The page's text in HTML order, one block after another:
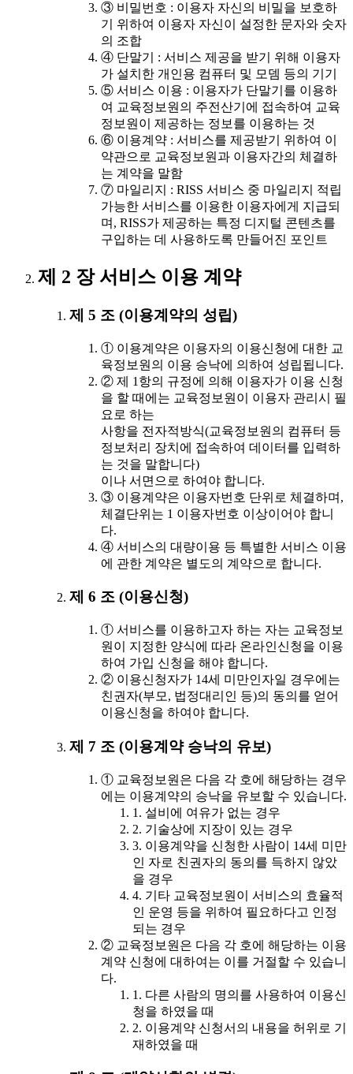
③ 비밀번호 : 이용자 자신의 비밀을 보호하
기 위하여 이용자 자신이 설정한 문자와 숫자
의 조합
④ 단말기 : 서비스 제공을 받기 위해 이용자
가 설치한 개인용 컴퓨터 및 모뎀 등의 기기
⑤ 서비스 이용 : 이용자가 단말기를 이용하
여 교육정보원의 주전산기에 접속하여 교육
정보원이 제공하는 정보를 이용하는 것
⑥ 이용계약 : 서비스를 제공받기 위하여 이
약관으로 교육정보원과 이용자간의 체결하
는 계약을 말함
⑦ 마일리지 : RISS 서비스 중 마일리지 적립
가능한 서비스를 이용한 이용자에게 지급되
며, RISS가 제공하는 특정 디지털 콘텐츠를
구입하는 데 사용하도록 만들어진 포인트
제 2 장 서비스 이용 계약
제 5 조 (이용계약의 성립)
① 이용계약은 이용자의 이용신청에 대한 교
육정보원의 이용 승낙에 의하여 성립됩니다.
② 제 1항의 규정에 의해 이용자가 이용 신청
을 할 때에는 교육정보원이 이용자 관리시 필
요로 하는
사항을 전자적방식(교육정보원의 컴퓨터 등
정보처리 장치에 접속하여 데이터를 입력하
는 것을 말합니다)
이나 서면으로 하여야 합니다.
③ 이용계약은 이용자번호 단위로 체결하며,
체결단위는 1 이용자번호 이상이어야 합니
다.
④ 서비스의 대량이용 등 특별한 서비스 이용
에 관한 계약은 별도의 계약으로 합니다.
제 6 조 (이용신청)
① 서비스를 이용하고자 하는 자는 교육정보
원이 지정한 양식에 따라 온라인신청을 이용
하여 가입 신청을 해야 합니다.
② 이용신청자가 14세 미만인자일 경우에는
친권자(부모, 법정대리인 등)의 동의를 얻어
이용신청을 하여야 합니다.
제 7 조 (이용계약 승낙의 유보)
① 교육정보원은 다음 각 호에 해당하는 경우
에는 이용계약의 승낙을 유보할 수 있습니다.
1. 설비에 여유가 없는 경우
2. 기술상에 지장이 있는 경우
3. 이용계약을 신청한 사람이 14세 미만
인 자로 친권자의 동의를 득하지 않았
을 경우
4. 기타 교육정보원이 서비스의 효율적
인 운영 등을 위하여 필요하다고 인정
되는 경우
② 교육정보원은 다음 각 호에 해당하는 이용
계약 신청에 대하여는 이를 거절할 수 있습니
다.
1. 다른 사람의 명의를 사용하여 이용신
청을 하였을 때
2. 이용계약 신청서의 내용을 허위로 기
재하였을 때